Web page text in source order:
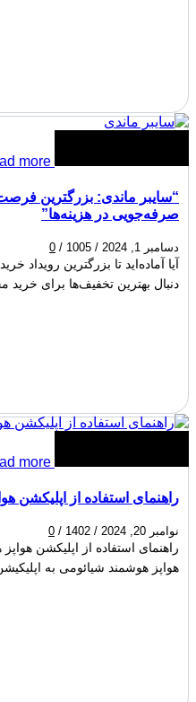
more
“سایبر ماندی: بزرگترین
صرفه‌جویی در هزینه‌ها”
دسامبر 1, 2024 /
1005
/
0
آیا آماده‌اید تا بزرگترین رویداد
دنبال بهترین تخفیف‌ها برای خرید
more
راهنمای استفاده از اپلیکشن
نوامبر 20, 2024 /
1402
/
0
راهنمای استفاده از اپلیکشن
هواپز هوشمند شیائومی به